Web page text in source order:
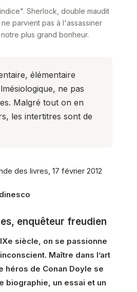
Sherlock, double maudit
parvient pas à l'assassiner
plus grand bonheur.
élémentaire
ne pas
Malgré tout on en
les intertitres sont de
des livres, 17 février 2012
enquêteur freudien
siècle, on se passionne
Maître dans l’art
héros de Conan Doyle se
biographie, un essai et un